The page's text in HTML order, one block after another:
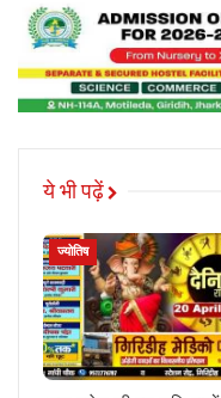
ये भी पढ़ें
ज्योतिष